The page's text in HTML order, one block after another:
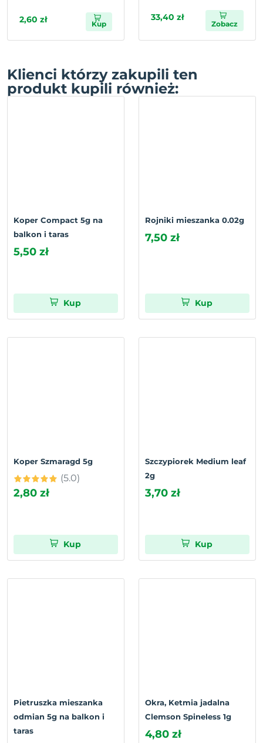
2,60 zł Kup
33,40 zł
Zobacz
Klienci którzy zakupili ten
produkt kupili również:
Koper Compact 5g na
balkon i taras
5,50 zł
Kup
Rojniki mieszanka 0.02g
7,50 zł
Kup
Koper Szmaragd 5g
(5.0)
2,80 zł
Kup
Szczypiorek Medium leaf
2g
3,70 zł
Kup
Pietruszka mieszanka
odmian 5g na balkon i
taras
Okra, Ketmia jadalna
Clemson Spineless 1g
4,80 zł